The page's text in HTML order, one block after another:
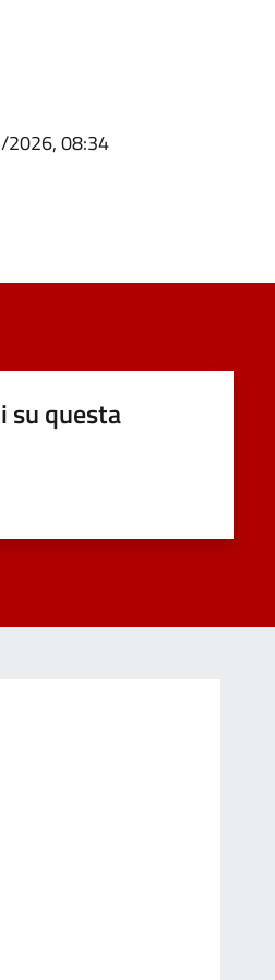
08:34
su questa